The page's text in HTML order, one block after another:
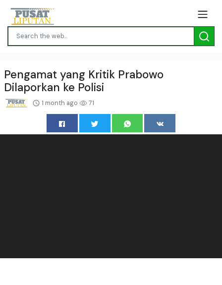
Pengamat yang Kritik Prabowo
Dilaporkan ke Polisi
1 month ago 71